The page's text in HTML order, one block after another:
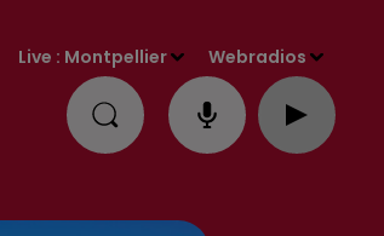
Live : Montpellier Webradios